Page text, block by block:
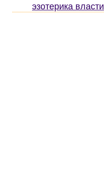
эзотерика власти